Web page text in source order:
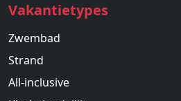
Vakantietypes
Zwembad
Strand
All-inclusive